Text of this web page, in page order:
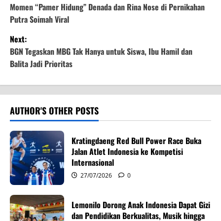
o
s
t
n
a
v
i
g
a
t
Momen “Pamer Hidung” Denada dan Rina Nose di Pernikahan
Putra Soimah Viral
Next:
BGN Tegaskan MBG Tak Hanya untuk Siswa, Ibu Hamil dan
Balita Jadi Prioritas
AUTHOR'S OTHER POSTS
Kratingdaeng Red Bull Power Race Buka
Jalan Atlet Indonesia ke Kompetisi
Internasional
27/07/2026 0
Lemonilo Dorong Anak Indonesia Dapat Gizi
dan Pendidikan Berkualitas, Musik hingga